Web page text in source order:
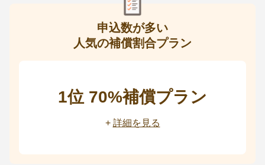
げるためにも、完全室内飼いにした上で、若くて健康なう
ちから保険に加入して万が一の病気・怪我に備えておいて
申込数が多い
人気の補償割合プラン
1位 70%補償プラン
+ 詳細を見る